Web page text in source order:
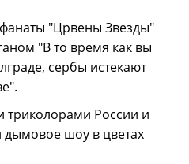
"Црвены Звезды"
"В то время как вы
сербы истекают
триколорами России и
дымовое шоу в цветах